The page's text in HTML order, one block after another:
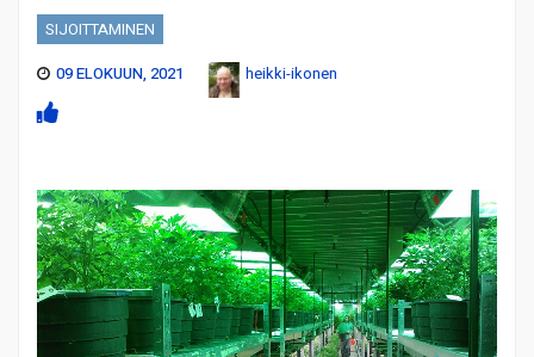
SIJOITTAMINEN
09 ELOKUUN, 2021
heikki-ikonen